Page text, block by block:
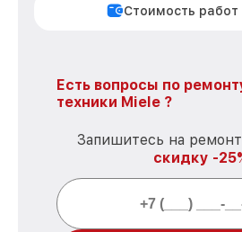
Стоимость работ
Есть вопросы по
техники Miele ?
Запишитесь на
скидку -